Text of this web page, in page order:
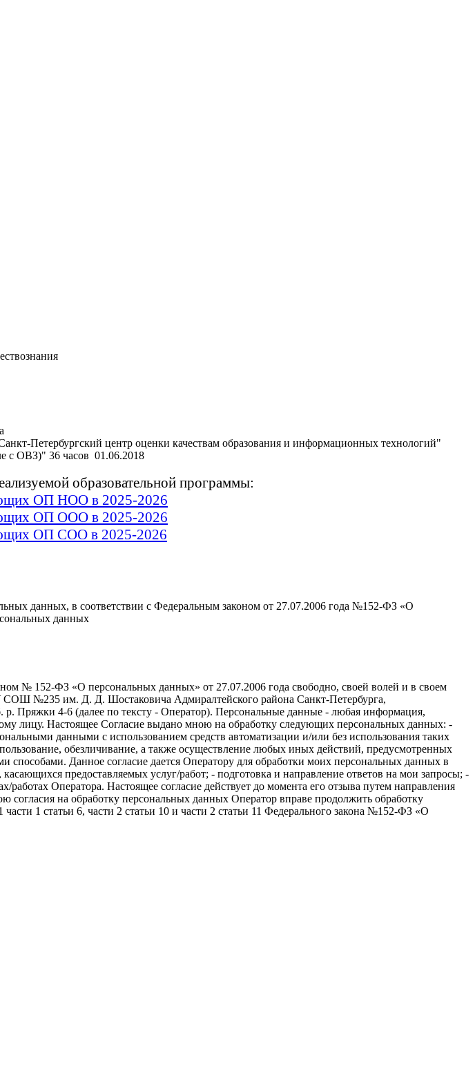
Петербургский центр оценки качествам образования и информационных технологий"
с ОВЗ)" 36 часов 01.06.2018
образовательной программы:
ОП НОО в 2025-2026
ОП ООО в 2025-2026
ОП СОО в 2025-2026
данных, в соответствии с Федеральным законом от 27.07.2006 года №152-ФЗ «О
данных
№ 152-ФЗ «О персональных данных» от 27.07.2006 года свободно, своей волей и в своем
СОШ №235 им. Д. Д. Шостаковича Адмиралтейского района Санкт-Петербурга,
р. Пряжки 4-6 (далее по тексту - Оператор). Персональные данные - любая информация,
лицу. Настоящее Согласие выдано мною на обработку следующих персональных данных: -
данными с использованием средств автоматизации и/или без использования таких
обезличивание, а также осуществление любых иных действий, предусмотренных
Данное согласие дается Оператору для обработки моих персональных данных в
предоставляемых услуг/работ; - подготовка и направление ответов на мои запросы; -
Оператора. Настоящее согласие действует до момента его отзыва путем направления
на обработку персональных данных Оператор вправе продолжить обработку
1 статьи 6, части 2 статьи 10 и части 2 статьи 11 Федерального закона №152-ФЗ «О